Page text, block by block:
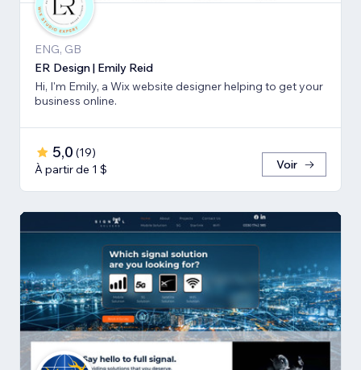
ENG, GB
ER Design | Emily Reid
Hi, I'm Emily, a Wix website designer helping to get your
business online.
5,0 (19)
À partir de 1 $
Voir